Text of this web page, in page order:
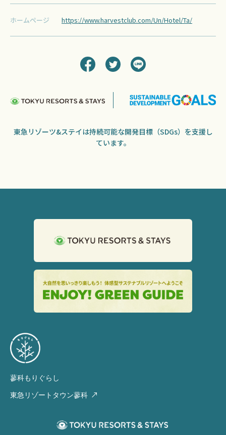
ホームページ https://www.harvestclub.com/Un/Hotel/Ta/
東急リゾーツ&ステイは持続可能な開発目標（SDGs）を支援し
ています。
蓼科もりぐらし
東急リゾートタウン蓼科